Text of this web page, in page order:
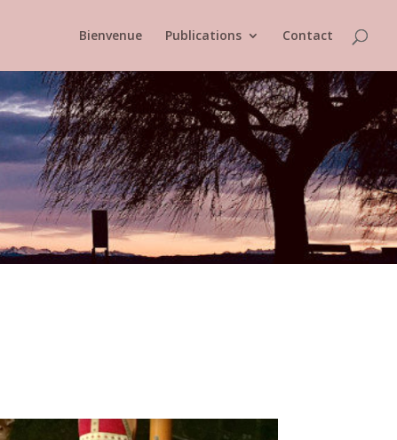
Bienvenue Publications Contact